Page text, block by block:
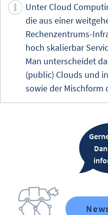
Unter Cloud
die aus einer
Rechenzentrums-
hoch skalierbar
Man unterscheidet
(public) Clouds und
sowie der Mischform